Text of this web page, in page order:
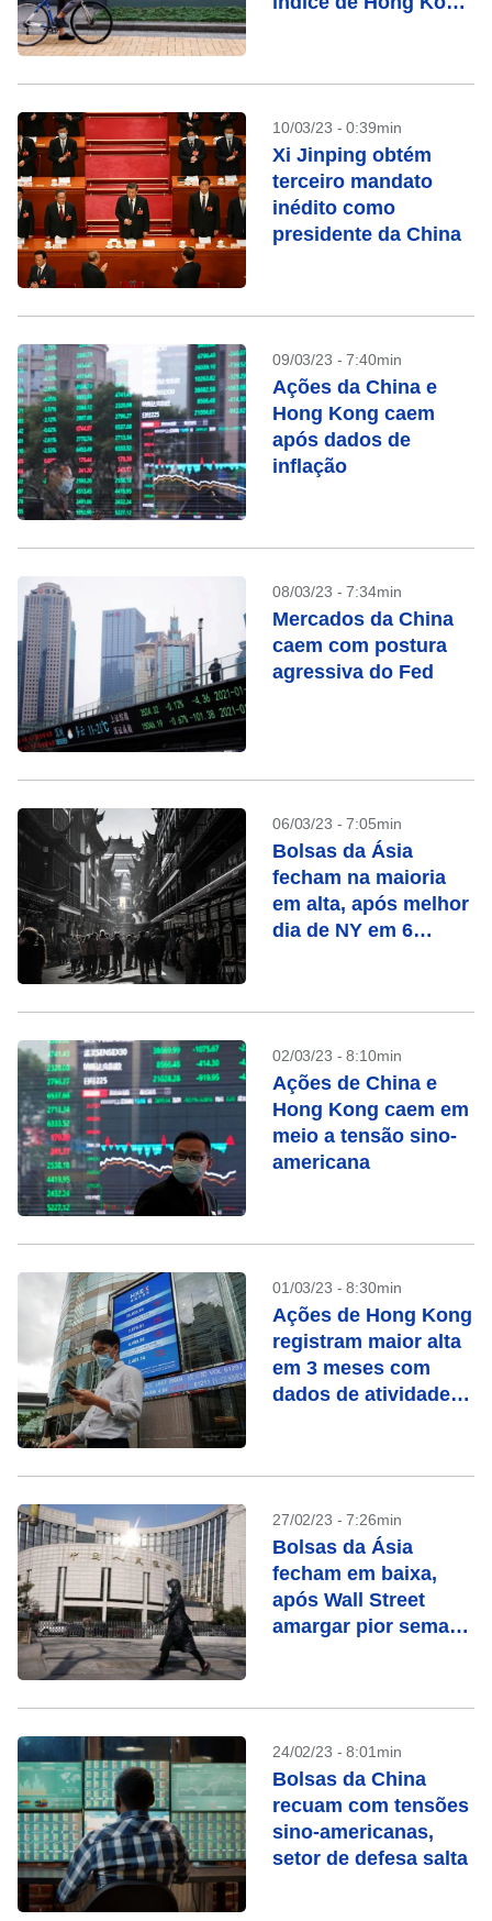
10/03/23 - 0:39min
Xi Jinping obtém
terceiro mandato
inédito como
presidente da China
09/03/23 - 7:40min
Ações da China e
Hong Kong caem
após dados de
inflação
08/03/23 - 7:34min
Mercados da China
caem com postura
agressiva do Fed
06/03/23 - 7:05min
Bolsas da Ásia
fecham na maioria
em alta, após melhor
dia de NY em 6
02/03/23 - 8:10min
Ações de China e
Hong Kong caem em
meio a tensão sino-
americana
01/03/23 - 8:30min
Ações de Hong Kong
registram maior alta
em 3 meses com
dados de atividade
27/02/23 - 7:26min
Bolsas da Ásia
fecham em baixa,
após Wall Street
amargar pior semana
24/02/23 - 8:01min
Bolsas da China
recuam com tensões
sino-americanas,
setor de defesa salta